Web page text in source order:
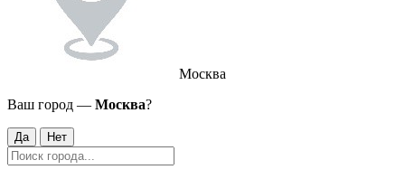
Москва
Ваш город — Москва?
Да Нет